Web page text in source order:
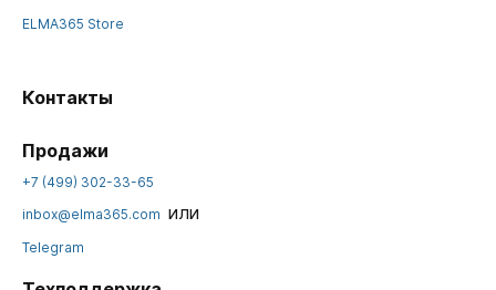
ELMA365 Store
Контакты
Продажи
+7 (499) 302-33-65
inbox@elma365.com или
Telegram